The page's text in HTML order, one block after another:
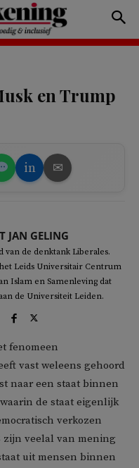
en Trump
in ✉
JAN GELING
van de denktank Liberales.
Leids Universitair Centrum
Islam en Samenleving dat
de Universiteit Leiden.
fenomeen
vast weleens gehoord
naar een staat binnen
de staat eigenlijk
verkozen
zijn veelal van mening
uit mensen binnen